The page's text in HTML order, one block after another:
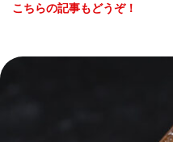
こちらの記事もどうぞ！